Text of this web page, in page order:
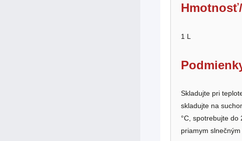
1 L
Skladujte pri
skladujte na
°C, spotrebujte
priamym